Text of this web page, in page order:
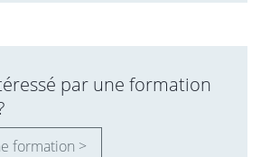
par une formation
formation >